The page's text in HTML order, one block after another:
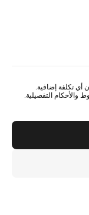
لمدة تصل إلى 3 سنوات دون أي تكلفة إضافية.
التفصيلية.